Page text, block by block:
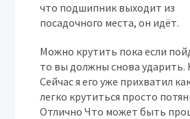
что подшипник выходит из
посадочного места, он идёт.
Можно крутить пока если
то вы должны снова ударить.
Сейчас я его уже прихватил
легко крутиться просто
Отлично Что может быть